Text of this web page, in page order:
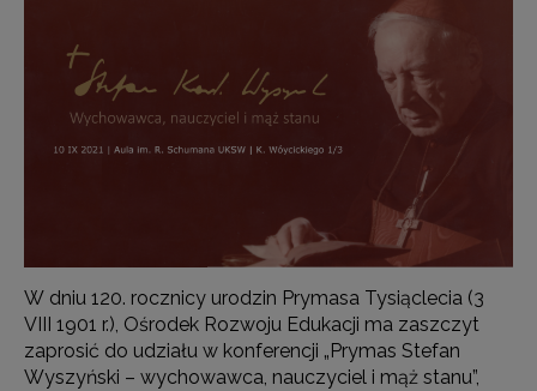
W dniu 120. rocznicy urodzin Prymasa Tysiąclecia (3
VIII 1901 r.), Ośrodek Rozwoju Edukacji ma zaszczyt
zaprosić do udziału w konferencji „Prymas Stefan
Wyszyński – wychowawca, nauczyciel i mąż stanu”,